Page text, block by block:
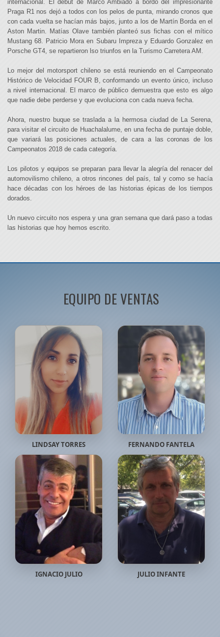
internacional. El debut de Marco Ambiado a bordo del impresionante
Praga R1 nos dejó a todos con los pelos de punta, mirando cronos que
con cada vuelta se hacían más bajos, junto a los de Martín Borda en el
Aston Martin. Matías Olave también planteó sus fichas con el mítico
Mustang 68. Patricio Mora en Subaru Impreza y Eduardo Gonzalez en
Porsche GT4, se repartieron lso triunfos en la Turismo Carretera AM.
Lo mejor del motorsport chileno se está reuniendo en el Campeonato
Histórico de Velocidad FOUR B, conformando un evento único, incluso
a nivel internacional. El marco de público demuestra que esto es algo
que nadie debe perderse y que evoluciona con cada nueva fecha.
Ahora, nuestro buque se traslada a la hermosa ciudad de La Serena,
para visitar el circuito de Huachalalume, en una fecha de puntaje doble,
que variará las posiciones actuales, de cara a las coronas de los
Campeonatos 2018 de cada categoría.
Los pilotos y equipos se preparan para llevar la alegría del renacer del
automovilismo chileno, a otros rincones del país, tal y como se hacía
hace décadas con los héroes de las historias épicas de los tiempos
dorados.
Un nuevo circuito nos espera y una gran semana que dará paso a todas
las historias que hoy hemos escrito.
EQUIPO DE VENTAS
LINDSAY TORRES FERNANDO FANTELA
IGNACIO JULIO JULIO INFANTE